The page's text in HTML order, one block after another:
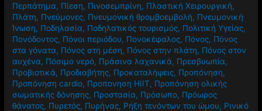
Περπάτημα, Πίεση, Πινοσεμπρίνη, Πλαστική Χειρουργική,
Πλάτη, Πνεύμονες, Πνευμονική θρομβοεμβολή, Πνευμονική
Ίνωση, Ποδηλασία, Ποδηλατικός τουρισμός, Πολιτική Υγείας,
Πονόδοντος, Πόνοι περιόδου, Πονοκέφαλος, Πόνος, Πόνος
στα γόνατα, Πόνος στη μέση, Πόνος στην πλάτη, Πόνος στον
αυχένα, Πόσιμο νερό, Πράσινα λαχανικά, Πρεσβυωπία,
Προβιοτικά, Προδιαβήτης, Προκαταλήψεις, Προπόνηση,
Προπόνηση cardio, Προπονηση HIIT, Προπόνηση ολικής
σωματικής δόνησης, Προστασία, Πρόσωπο, Πρόωρος
θάνατος, Πυρετός, Πυρήνας, Ρήξη τενόντων του ώμου, Ρινικό